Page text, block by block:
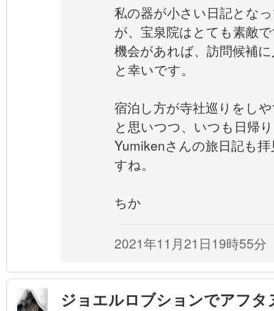
私の器が小さい日記とな
が、宝泉院はとても素敵
機会があれば、訪問候補
と幸いです。
宿泊し方が寺社巡りをし
と思いつつ、いつも日帰
Yumikenさんの旅日記も
すね。
ちか
2021年11月21日19時55分
ジョエルロブションでアフ